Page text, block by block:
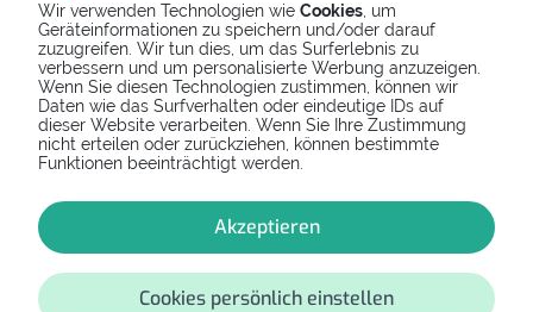
Wir verwenden Technologien wie Cookies , um
Geräteinformationen zu speichern und/oder darauf
zuzugreifen. Wir tun dies, um das Surferlebnis zu
verbessern und um personalisierte Werbung anzuzeigen.
Wenn Sie diesen Technologien zustimmen, können wir
Daten wie das Surfverhalten oder eindeutige IDs auf
dieser Website verarbeiten. Wenn Sie Ihre Zustimmung
nicht erteilen oder zurückziehen, können bestimmte
Funktionen beeinträchtigt werden.
Akzeptieren
Cookies persönlich einstellen
Spenden
Spende Dein Gerät über
handysfuerdieumwelt.de
für einen guten Zweck.